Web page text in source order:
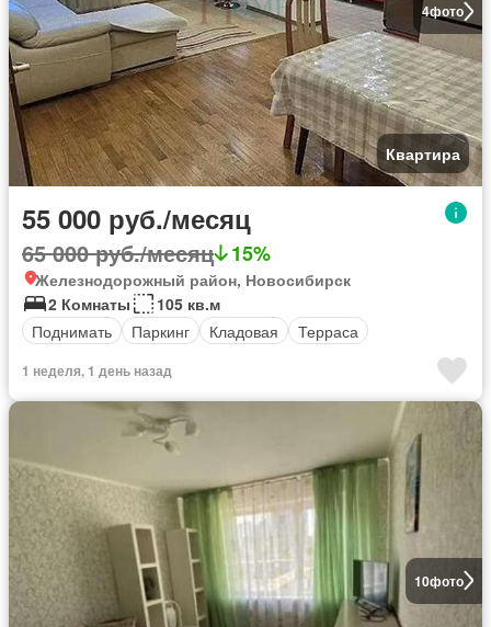
4фото
Квартира
55 000 руб./месяц
65 000 руб./месяц 15%
Железнодорожный район, Новосибирск
2 Комнаты
105 кв.м
Поднимать
Паркинг Кладовая Терраса
1 неделя, 1 день назад
10фото